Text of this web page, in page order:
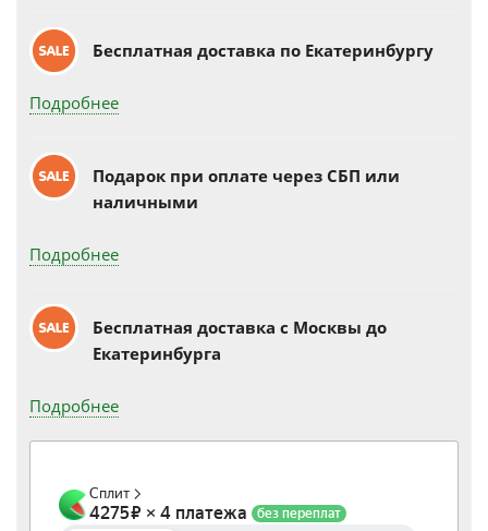
Бесплатная доставка по Екатеринбургу
Подробнее
Подарок при оплате через СБП или
наличными
Подробнее
Бесплатная доставка c Москвы до
Екатеринбурга
Подробнее